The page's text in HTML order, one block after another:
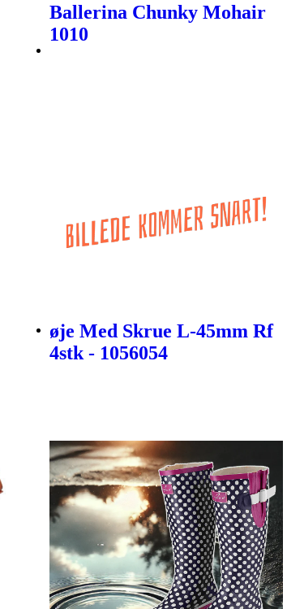
Ballerina Chunky Mohair
1010
øje Med Skrue L-45mm Rf
4stk - 1056054